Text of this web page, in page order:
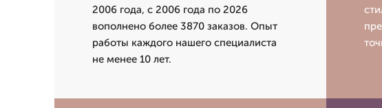
2006 года, с 2006 года по 2026
вополнено более 3870 заказов. Опыт
работы каждого нашего специалиста
не менее 10 лет.